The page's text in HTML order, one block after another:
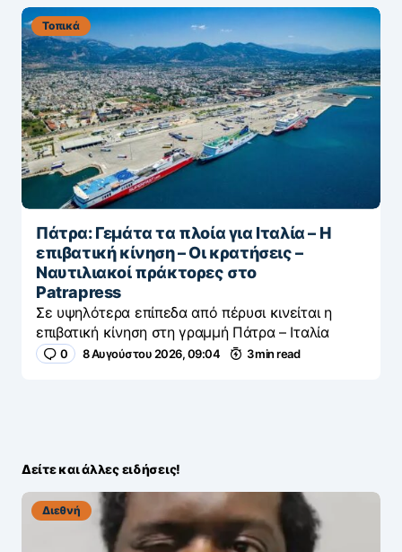
Τοπικά
Πάτρα: Γεμάτα τα πλοία για Ιταλία – Η
επιβατική κίνηση – Οι κρατήσεις –
Ναυτιλιακοί πράκτορες στο
Patrapress
Σε υψηλότερα επίπεδα από πέρυσι κινείται η
επιβατική κίνηση στη γραμμή Πάτρα – Ιταλία
0 8 Αυγούστου 2026, 09:04 3 min read
Δείτε και άλλες ειδήσεις!
Διεθνή